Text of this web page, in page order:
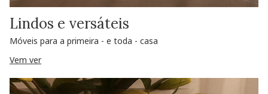
Lindos e versáteis
Móveis para a primeira - e toda - casa
Vem ver